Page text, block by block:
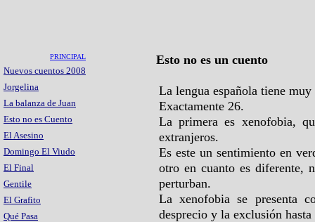
PRINCIPAL
Nuevos cuentos 2008
Jorgelina
La balanza de Juan
Esto no es Cuento
El Asesino
Domingo El Viudo
El Final
Gentile
El Grafito
Qué Pasa
Esto no es un cuento
La lengua española tiene
Exactamente 26.
La primera es xenofobia,
extranjeros.
Es este un sentimiento en
otro en cuanto es diferente,
perturban.
La xenofobia se presenta
desprecio y la exclusión